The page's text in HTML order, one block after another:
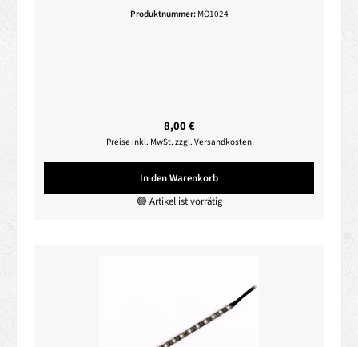
Produktnummer: MO1024
Regulärer Preis:
8,00 €
Preise inkl. MwSt. zzgl. Versandkosten
In den Warenkorb
🟢 Artikel ist vorrätig